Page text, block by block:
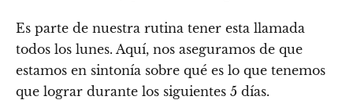
Es parte de nuestra rutina tener esta llamada
todos los lunes. Aquí, nos aseguramos de que
estamos en sintonía sobre qué es lo que tenemos
que lograr durante los siguientes 5 días.